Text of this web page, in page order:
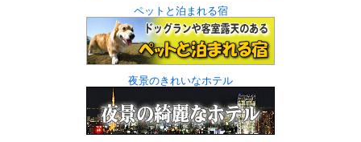
ペットと泊まれる宿
夜景のきれいなホテル